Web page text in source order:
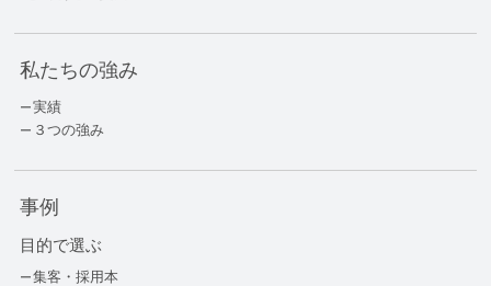
私たちの強み
実績
３つの強み
事例
目的で選ぶ
集客・採用本